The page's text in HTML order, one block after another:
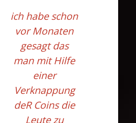
ich habe schon
vor Monaten
gesagt das
man mit Hilfe
einer
Verknappung
deR Coins die
Leute zu